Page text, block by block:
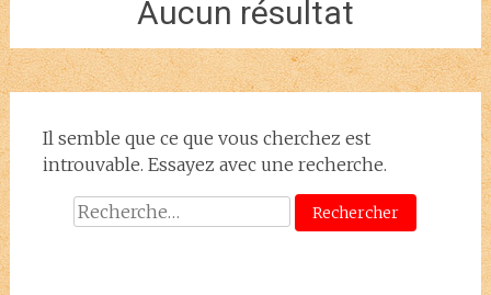
Aucun résultat
Il semble que ce que vous cherchez est
introuvable. Essayez avec une recherche.